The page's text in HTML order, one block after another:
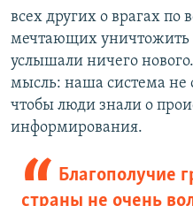
всех других о врагах по
мечтающих
услышали ничего
мысль: наша система не
чтобы люди знали о
информирования.
Благополучие
страны не очень